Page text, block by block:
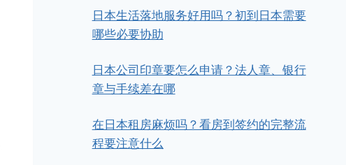
日本生活落地服务好用吗？初到日本需要
哪些必要协助
日本公司印章要怎么申请？法人章、银行
章与手续差在哪
在日本租房麻烦吗？看房到签约的完整流
程要注意什么